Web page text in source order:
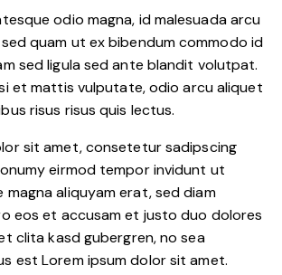
odio magna, id malesuada arcu
quam ut ex bibendum commodo id
sed ligula sed ante blandit volutpat.
et mattis vulputate, odio arcu aliquet
risus risus quis lectus.
sit amet, consetetur sadipscing
eirmod tempor invidunt ut
aliquyam erat, sed diam
eos et accusam et justo duo dolores
clita kasd gubergren, no sea
est Lorem ipsum dolor sit amet.